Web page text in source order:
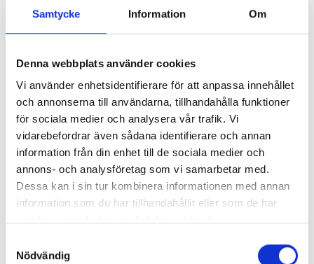
Samtycke Information Om
Denna webbplats använder cookies
Vi använder enhetsidentifierare för att anpassa innehållet
och annonserna till användarna, tillhandahålla funktioner
för sociala medier och analysera vår trafik. Vi
vidarebefordrar även sådana identifierare och annan
information från din enhet till de sociala medier och
annons- och analysföretag som vi samarbetar med.
Dessa kan i sin tur kombinera informationen med annan
information som du har tillhandahållit eller som de har
Nödvändig
Replik: ”Tv-mediet har svårare att bära verklig
komplexitet – men när det lyckas är det magiskt”
”SVT visar vetenskap – men får oss inte att tänka”
Mer debatt
PROFIL